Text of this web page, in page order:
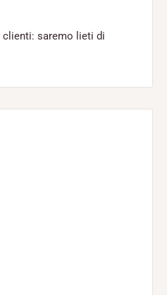
saremo lieti di